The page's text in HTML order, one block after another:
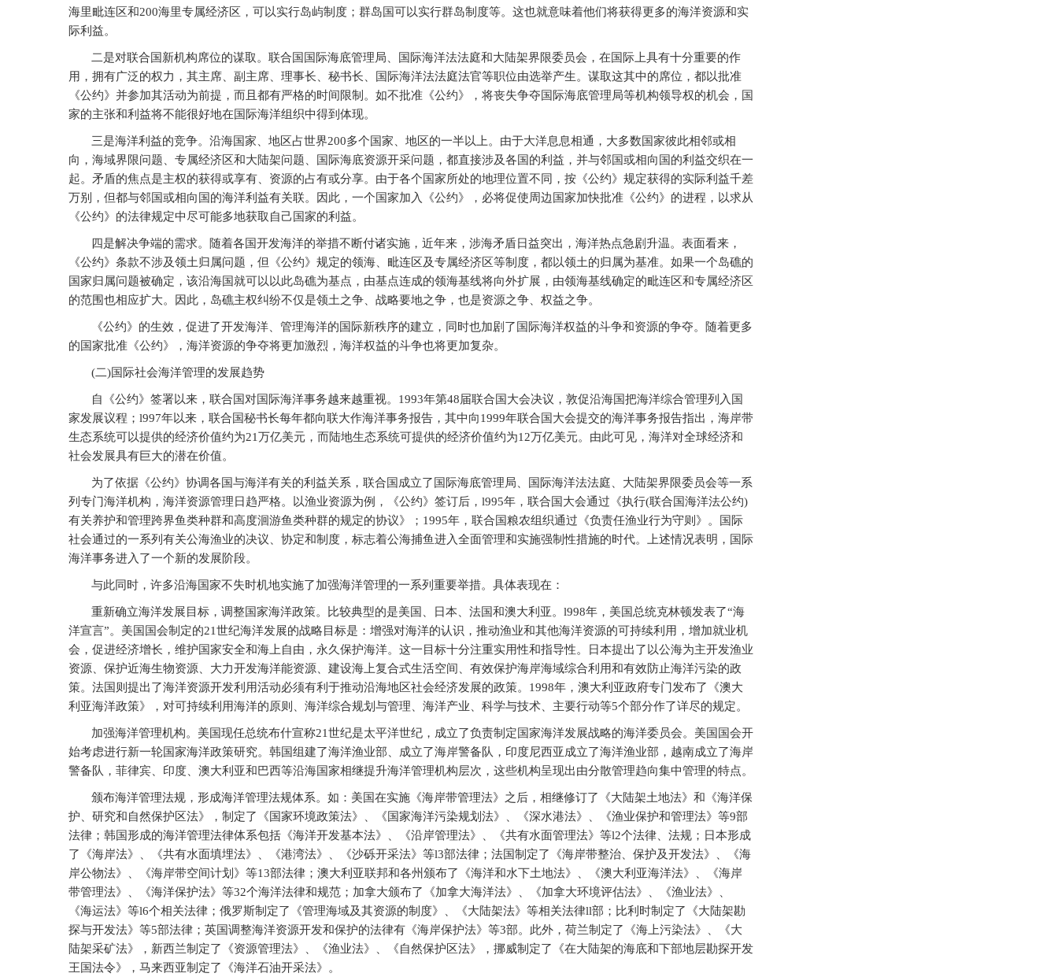
海里毗连区和200海里专属经济区，可以实行岛屿制度；群岛国可以实行群岛制度等。这也就意味着他们将获得更多的海洋资源和实
际利益。
二是对联合国新机构席位的谋取。联合国国际海底管理局、国际海洋法法庭和大陆架界限委员会，在国际上具有十分重要的作
用，拥有广泛的权力，其主席、副主席、理事长、秘书长、国际海洋法法庭法官等职位由选举产生。谋取这其中的席位，都以批准
《公约》并参加其活动为前提，而且都有严格的时间限制。如不批准《公约》，将丧失争夺国际海底管理局等机构领导权的机会，国
家的主张和利益将不能很好地在国际海洋组织中得到体现。
三是海洋利益的竞争。沿海国家、地区占世界200多个国家、地区的一半以上。由于大洋息息相通，大多数国家彼此相邻或相
向，海域界限问题、专属经济区和大陆架问题、国际海底资源开采问题，都直接涉及各国的利益，并与邻国或相向国的利益交织在一
起。矛盾的焦点是主权的获得或享有、资源的占有或分享。由于各个国家所处的地理位置不同，按《公约》规定获得的实际利益千差
万别，但都与邻国或相向国的海洋利益有关联。因此，一个国家加入《公约》，必将促使周边国家加快批准《公约》的进程，以求从
《公约》的法律规定中尽可能多地获取自己国家的利益。
四是解决争端的需求。随着各国开发海洋的举措不断付诸实施，近年来，涉海矛盾日益突出，海洋热点急剧升温。表面看来，
《公约》条款不涉及领土归属问题，但《公约》规定的领海、毗连区及专属经济区等制度，都以领土的归属为基准。如果一个岛礁的
国家归属问题被确定，该沿海国就可以以此岛礁为基点，由基点连成的领海基线将向外扩展，由领海基线确定的毗连区和专属经济区
的范围也相应扩大。因此，岛礁主权纠纷不仅是领土之争、战略要地之争，也是资源之争、权益之争。
《公约》的生效，促进了开发海洋、管理海洋的国际新秩序的建立，同时也加剧了国际海洋权益的斗争和资源的争夺。随着更多
的国家批准《公约》，海洋资源的争夺将更加激烈，海洋权益的斗争也将更加复杂。
(二)国际社会海洋管理的发展趋势
自《公约》签署以来，联合国对国际海洋事务越来越重视。1993年第48届联合国大会决议，敦促沿海国把海洋综合管理列入国
家发展议程；l997年以来，联合国秘书长每年都向联大作海洋事务报告，其中向1999年联合国大会提交的海洋事务报告指出，海岸带
生态系统可以提供的经济价值约为21万亿美元，而陆地生态系统可提供的经济价值约为12万亿美元。由此可见，海洋对全球经济和
社会发展具有巨大的潜在价值。
为了依据《公约》协调各国与海洋有关的利益关系，联合国成立了国际海底管理局、国际海洋法法庭、大陆架界限委员会等一系
列专门海洋机构，海洋资源管理日趋严格。以渔业资源为例，《公约》签订后，l995年，联合国大会通过《执行(联合国海洋法公约)
有关养护和管理跨界鱼类种群和高度洄游鱼类种群的规定的协议》；1995年，联合国粮农组织通过《负责任渔业行为守则》。国际
社会通过的一系列有关公海渔业的决议、协定和制度，标志着公海捕鱼进入全面管理和实施强制性措施的时代。上述情况表明，国际
海洋事务进入了一个新的发展阶段。
与此同时，许多沿海国家不失时机地实施了加强海洋管理的一系列重要举措。具体表现在：
重新确立海洋发展目标，调整国家海洋政策。比较典型的是美国、日本、法国和澳大利亚。l998年，美国总统克林顿发表了“海
洋宣言”。美国国会制定的21世纪海洋发展的战略目标是：增强对海洋的认识，推动渔业和其他海洋资源的可持续利用，增加就业机
会，促进经济增长，维护国家安全和海上自由，永久保护海洋。这一目标十分注重实用性和指导性。日本提出了以公海为主开发渔业
资源、保护近海生物资源、大力开发海洋能资源、建设海上复合式生活空间、有效保护海岸海域综合利用和有效防止海洋污染的政
策。法国则提出了海洋资源开发利用活动必须有利于推动沿海地区社会经济发展的政策。1998年，澳大利亚政府专门发布了《澳大
利亚海洋政策》，对可持续利用海洋的原则、海洋综合规划与管理、海洋产业、科学与技术、主要行动等5个部分作了详尽的规定。
加强海洋管理机构。美国现任总统布什宣称21世纪是太平洋世纪，成立了负责制定国家海洋发展战略的海洋委员会。美国国会开
始考虑进行新一轮国家海洋政策研究。韩国组建了海洋渔业部、成立了海岸警备队，印度尼西亚成立了海洋渔业部，越南成立了海岸
警备队，菲律宾、印度、澳大利亚和巴西等沿海国家相继提升海洋管理机构层次，这些机构呈现出由分散管理趋向集中管理的特点。
颁布海洋管理法规，形成海洋管理法规体系。如：美国在实施《海岸带管理法》之后，相继修订了《大陆架土地法》和《海洋保
护、研究和自然保护区法》，制定了《国家环境政策法》、《国家海洋污染规划法》、《深水港法》、《渔业保护和管理法》等9部
法律；韩国形成的海洋管理法律体系包括《海洋开发基本法》、《沿岸管理法》、《共有水面管理法》等l2个法律、法规；日本形成
了《海岸法》、《共有水面填埋法》、《港湾法》、《沙砾开采法》等l3部法律；法国制定了《海岸带整治、保护及开发法》、《海
岸公物法》、《海岸带空间计划》等13部法律；澳大利亚联邦和各州颁布了《海洋和水下土地法》、《澳大利亚海洋法》、《海岸
带管理法》、《海洋保护法》等32个海洋法律和规范；加拿大颁布了《加拿大海洋法》、《加拿大环境评估法》、《渔业法》、
《海运法》等l6个相关法律；俄罗斯制定了《管理海域及其资源的制度》、《大陆架法》等相关法律ll部；比利时制定了《大陆架勘
探与开发法》等5部法律；英国调整海洋资源开发和保护的法律有《海岸保护法》等3部。此外，荷兰制定了《海上污染法》、《大
陆架采矿法》，新西兰制定了《资源管理法》、《渔业法》、《自然保护区法》，挪威制定了《在大陆架的海底和下部地层勘探开发
王国法令》，马来西亚制定了《海洋石油开采法》。